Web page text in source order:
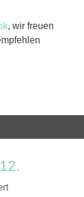
, wir freuen